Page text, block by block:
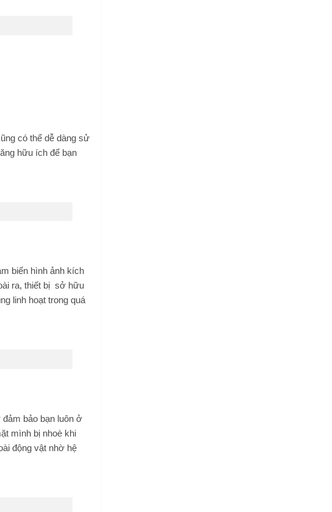
có thể dễ dàng sử
hữu ích để bạn
biến hình ảnh kích
ra, thiết bị sở hữu
linh hoạt trong quá
đảm bảo bạn luôn ở
mình bị nhoè khi
động vật nhờ hệ